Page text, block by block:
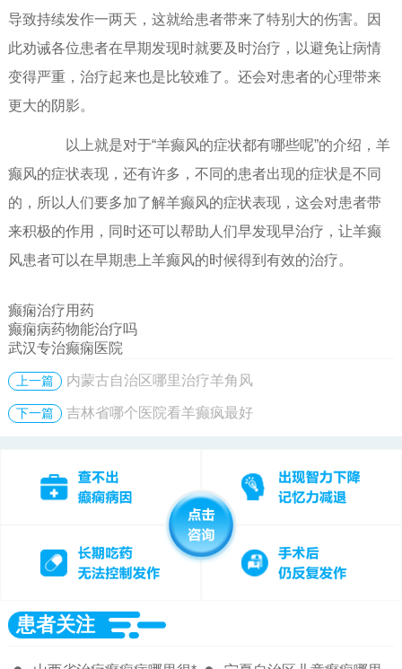
导致持续发作一两天，这就给患者带来了特别大的伤害。因
此劝诫各位患者在早期发现时就要及时治疗，以避免让病情
变得严重，治疗起来也是比较难了。还会对患者的心理带来
更大的阴影。
以上就是对于“羊癫风的症状都有哪些呢”的介绍，羊
癫风的症状表现，还有许多，不同的患者出现的症状是不同
的，所以人们要多加了解羊癫风的症状表现，这会对患者带
来积极的作用，同时还可以帮助人们早发现早治疗，让羊癫
风患者可以在早期患上羊癫风的时候得到有效的治疗。
癫痫治疗用药
癫痫病药物能治疗吗
武汉专治癫痫医院
上一篇 内蒙古自治区哪里治疗羊角风
下一篇 吉林省哪个医院看羊癫疯最好
患者关注